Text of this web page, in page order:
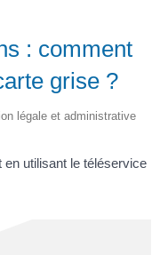
: comment
grise ?
légale et administrative
utilisant le téléservice